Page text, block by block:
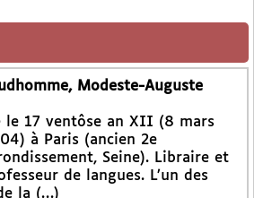
Modeste-Auguste
le 17 ventôse an XII (8 mars
à Paris (ancien 2e
Seine). Libraire et
de langues. L’un des
la (…)